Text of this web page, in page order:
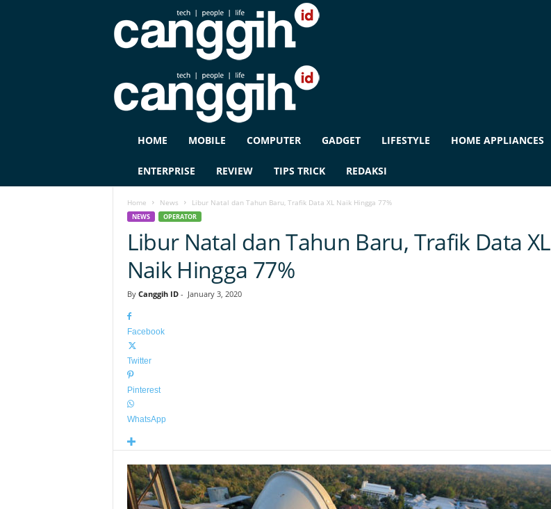
G
HOME MOBILE COMPUTER GADGET LIFESTYLE HOME APPLIANCES
ENTERPRISE REVIEW TIPS TRICK REDAKSI
Home News Libur Natal dan Tahun Baru, Trafik Data XL Naik Hingga 77%
NEWS OPERATOR
Libur Natal dan Tahun Baru, Trafik Data XL
Naik Hingga 77%
By Canggih ID- January 3, 2020
Facebook
Twitter
Pinterest
WhatsApp